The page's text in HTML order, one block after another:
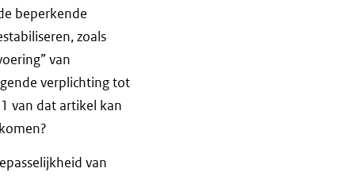
beperkende
zoals
van
verplichting tot
van dat artikel kan
van